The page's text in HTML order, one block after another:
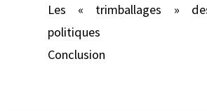
Les « trimballages »
politiques
Conclusion